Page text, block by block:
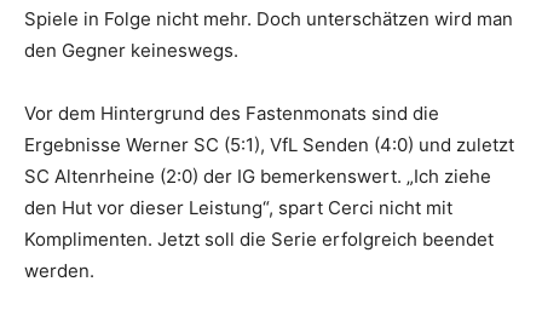
Spiele in Folge nicht mehr. Doch unterschätzen wird man
den Gegner keineswegs.
Vor dem Hintergrund des Fastenmonats sind die
Ergebnisse Werner SC (5:1), VfL Senden (4:0) und zuletzt
SC Altenrheine (2:0) der IG bemerkenswert. „Ich ziehe
den Hut vor dieser Leistung“, spart Cerci nicht mit
Komplimenten. Jetzt soll die Serie erfolgreich beendet
werden.